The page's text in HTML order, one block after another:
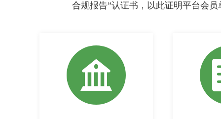
合规报告”认证书，以此证明平台会